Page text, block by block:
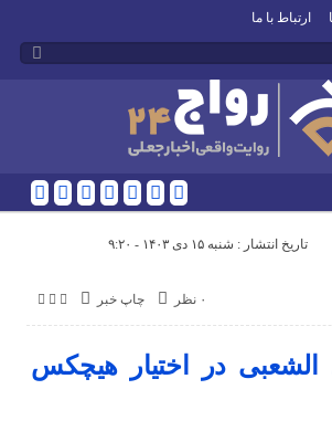
ارتباط با ما
تاریخ انتشار : شنبه ۱۵ دی ۱۴۰۳ - ۹:۲۰
چاپ خبر ۰ نظر
الشعبی در اختیار هیچکس